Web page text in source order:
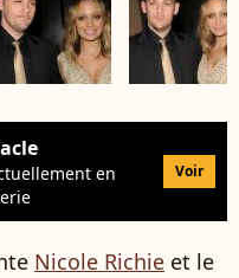
en
Voir
Nicole Richie et le